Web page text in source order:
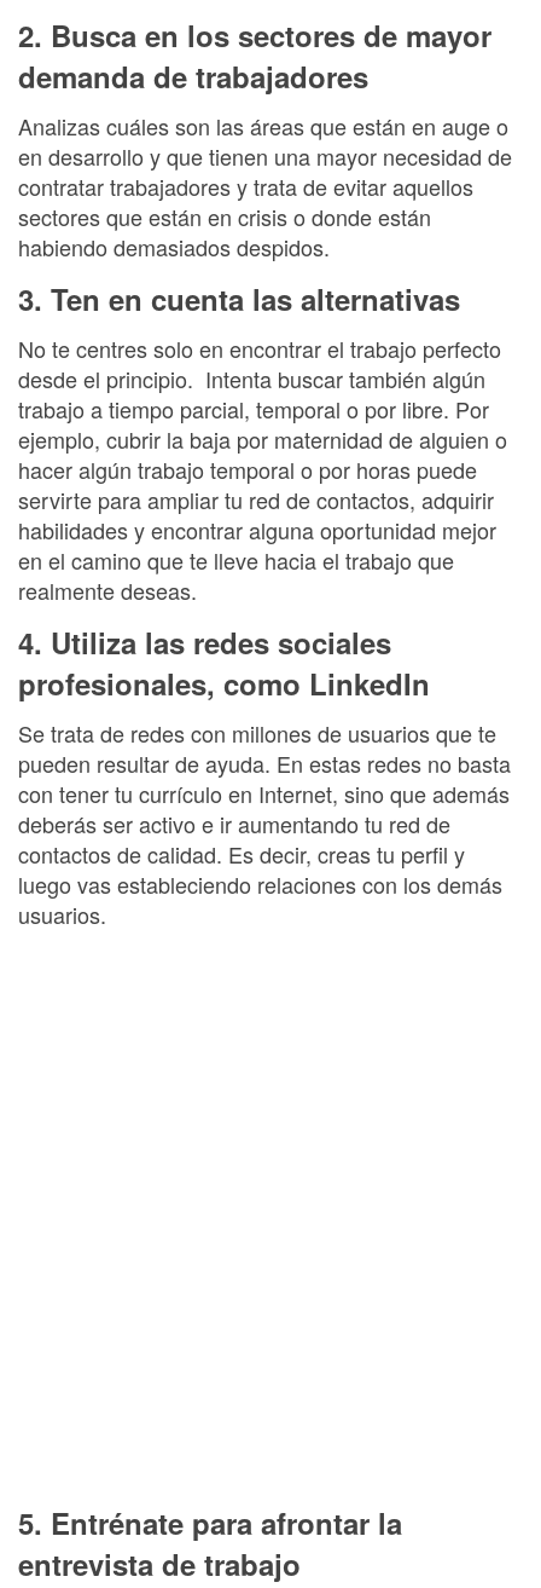
2. Busca en los sectores de mayor
demanda de trabajadores
Analizas cuáles son las áreas que están en auge o
en desarrollo y que tienen una mayor necesidad de
contratar trabajadores y trata de evitar aquellos
sectores que están en crisis o donde están
habiendo demasiados despidos.
3. Ten en cuenta las alternativas
No te centres solo en encontrar el trabajo perfecto
desde el principio. Intenta buscar también algún
trabajo a tiempo parcial, temporal o por libre. Por
ejemplo, cubrir la baja por maternidad de alguien o
hacer algún trabajo temporal o por horas puede
servirte para ampliar tu red de contactos, adquirir
habilidades y encontrar alguna oportunidad mejor
en el camino que te lleve hacia el trabajo que
realmente deseas.
4. Utiliza las redes sociales
profesionales, como LinkedIn
Se trata de redes con millones de usuarios que te
pueden resultar de ayuda. En estas redes no basta
con tener tu currículo en Internet, sino que además
deberás ser activo e ir aumentando tu red de
contactos de calidad. Es decir, creas tu perfil y
luego vas estableciendo relaciones con los demás
usuarios.
5. Entrénate para afrontar la
entrevista de trabajo